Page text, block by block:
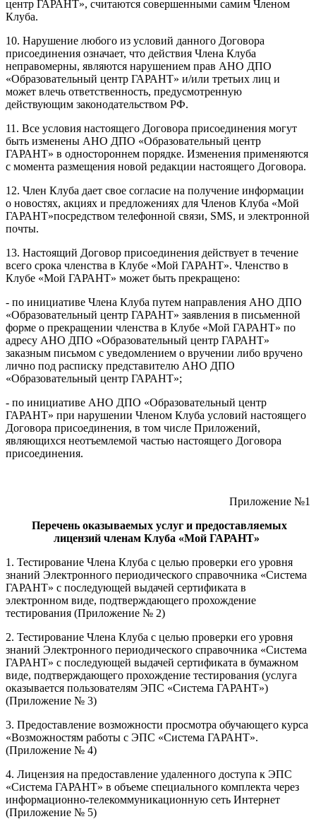
центр ГАРАНТ», считаются совершенными самим Членом
Клуба.
10. Нарушение любого из условий данного Договора
присоединения означает, что действия Члена Клуба
неправомерны, являются нарушением прав АНО ДПО
«Образовательный центр ГАРАНТ» и/или третьих лиц и
может влечь ответственность, предусмотренную
действующим законодательством РФ.
11. Все условия настоящего Договора присоединения могут
быть изменены АНО ДПО «Образовательный центр
ГАРАНТ» в одностороннем порядке. Изменения применяются
с момента размещения новой редакции настоящего Договора.
12. Член Клуба дает свое согласие на получение информации
о новостях, акциях и предложениях для Членов Клуба «Мой
ГАРАНТ»посредством телефонной связи, SMS, и электронной
почты.
13. Настоящий Договор присоединения действует в течение
всего срока членства в Клубе «Мой ГАРАНТ». Членство в
Клубе «Мой ГАРАНТ» может быть прекращено:
- по инициативе Члена Клуба путем направления АНО ДПО
«Образовательный центр ГАРАНТ» заявления в письменной
форме о прекращении членства в Клубе «Мой ГАРАНТ» по
адресу АНО ДПО «Образовательный центр ГАРАНТ»
заказным письмом с уведомлением о вручении либо вручено
лично под расписку представителю АНО ДПО
«Образовательный центр ГАРАНТ»;
- по инициативе АНО ДПО «Образовательный центр
ГАРАНТ» при нарушении Членом Клуба условий настоящего
Договора присоединения, в том числе Приложений,
являющихся неотъемлемой частью настоящего Договора
присоединения.
Приложение №1
Перечень оказываемых услуг и предоставляемых
лицензий членам Клуба «Мой ГАРАНТ»
1. Тестирование Члена Клуба с целью проверки его уровня
знаний Электронного периодического справочника «Система
ГАРАНТ» с последующей выдачей сертификата в
электронном виде, подтверждающего прохождение
тестирования (Приложение № 2)
2. Тестирование Члена Клуба с целью проверки его уровня
знаний Электронного периодического справочника «Система
ГАРАНТ» с последующей выдачей сертификата в бумажном
виде, подтверждающего прохождение тестирования (услуга
оказывается пользователям ЭПС «Система ГАРАНТ»)
(Приложение № 3)
3. Предоставление возможности просмотра обучающего курса
«Возможностям работы с ЭПС «Система ГАРАНТ».
(Приложение № 4)
4. Лицензия на предоставление удаленного доступа к ЭПС
«Система ГАРАНТ» в объеме специального комплекта через
информационно-телекоммуникационную сеть Интернет
(Приложение № 5)